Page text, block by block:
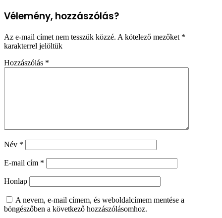
Vélemény, hozzászólás?
Az e-mail címet nem tesszük közzé. A kötelező mezőket *
karakterrel jelöltük
Hozzászólás *
Név *
E-mail cím *
Honlap
A nevem, e-mail címem, és weboldalcímem mentése a
böngészőben a következő hozzászólásomhoz.